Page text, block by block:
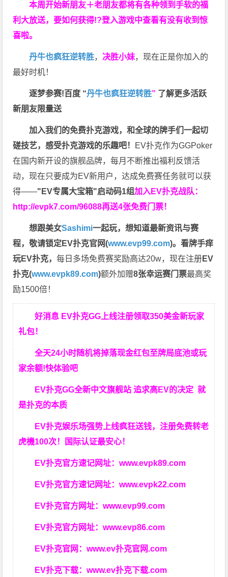
本周开始新朋友＋老朋友都将有各种领到手软的福
利大放送，要如何获得!?登入游戏中查看有没有收到惊
喜啦。
丹牛也疯狂逆转胜， 决胜小妹，现在正是你加入的
最好时机！
逐梦参赛!百度 “丹牛也疯狂逆转胜” 了解更多活跃
新朋友限量送
加入我们的免费扑克游戏，和全球的牌手们一起切
磋技艺，感受扑克游戏的乐趣吧！ EV扑克作为GGPoker
在国内新开设的旗舰品牌，每月不断推出福利反馈活
动，现在只要成为EV新用户，达成免费赛任务就可以获
得——"EV专属大宝箱"启动码1组加入EV扑克战队：
http://evpk7.com/96088再送4张免费门票！
想跟美女Sashimi一起玩，想知道最新资讯与赛
程，敬请锁定EV扑克官网(www.evp99.com)。看牌手痒
玩EV扑克，每日多场免费赛奖励高达20w，现在注册EV
扑克(www.evpk89.com)额外加赠8张幸运赛门票最高奖
励1500倍！
好消息 EV扑克GG上线注册领取350美金新玩家
礼包！
全天24小时随机将掉落现金红包至牌局底池或玩
家余额!快体验吧
EV扑克GG全新中文旗舰站 追求高EV的决定就
是扑克的本质
EV扑克娱乐场强势上线疯狂送钱，注册免费转老
虎機100次！国际认证最安心！
EV扑克官方速记网址：www.evpk89.com
EV扑克官方速记网址：www.evpk22.com
EV扑克官方网址：www.evp99.com
EV扑克官方网址：www.evp86.com
EV扑克官网：www.ev扑克官网.com
EV扑克下载：www.ev扑克下载.com